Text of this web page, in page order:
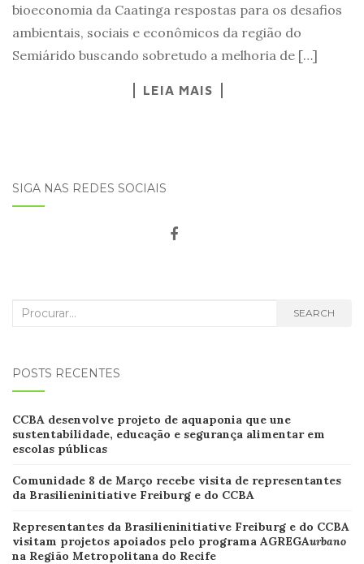
bioeconomia da Caatinga respostas para os desafios
ambientais, sociais e econômicos da região do
Semiárido buscando sobretudo a melhoria de […]
LEIA MAIS
SIGA NAS REDES SOCIAIS
Search
SEARCH
POSTS RECENTES
CCBA desenvolve projeto de aquaponia que une
sustentabilidade, educação e segurança alimentar em
escolas públicas
Comunidade 8 de Março recebe visita de representantes
da Brasilieninitiative Freiburg e do CCBA
Representantes da Brasilieninitiative Freiburg e do CCBA
visitam projetos apoiados pelo programa AGREGAurbano
na Região Metropolitana do Recife